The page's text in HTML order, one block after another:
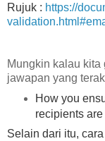
Rujuk : https://
Mungkin kalau kita
jawapan yang
How you
recipients
Selain dari itu,